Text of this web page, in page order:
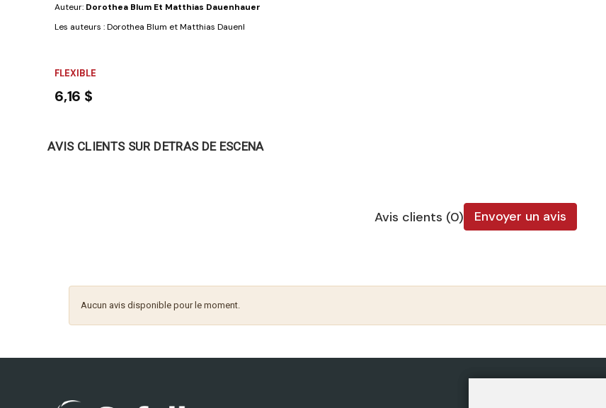
Auteur: Dorothea Blum Et Matthias Dauenhauer
Les auteurs : Dorothea Blum et Matthias Dauenhauer sont des psychologues diplômés...
FLEXIBLE
6,16 $
AVIS CLIENTS SUR DETRAS DE ESCENA
Avis clients (0) Envoyer un avis
Aucun avis disponible pour le moment.